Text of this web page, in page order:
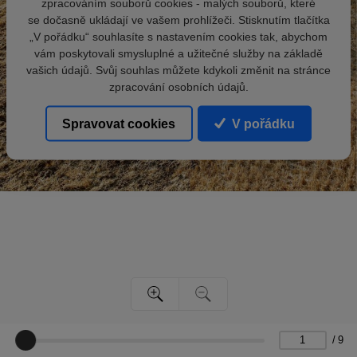
/ 9
zpracováním souborů cookies - malých souborů, které
se dočasně ukládají ve vašem prohlížeči. Stisknutím tlačítka
„V pořádku“ souhlasíte s nastavením cookies tak, abychom
vám poskytovali smysluplné a užitečné služby na základě
vašich údajů. Svůj souhlas můžete kdykoli změnit na stránce
zpracování osobních údajů.
Spravovat cookies V pořádku